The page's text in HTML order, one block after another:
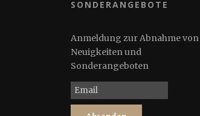
SONDERANGEBOTE
Anmeldung zur Abnahme von
Neuigkeiten und
Sonderangeboten